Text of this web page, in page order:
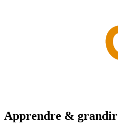
Apprendre & grandir